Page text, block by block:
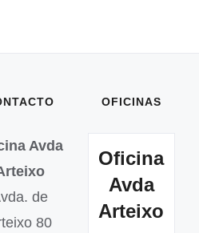
Avda
de
80
OFICINAS
Oficina
Avda
Arteixo